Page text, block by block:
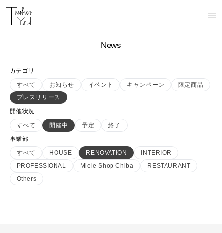
News
カテゴリ
すべて
お知らせ イベント キャンペーン
限定商品
プレスリリース
開催状況
すべて
開催中 予定
終了
事業部
すべて
HOUSE RENOVATION
INTERIOR
PROFESSIONAL
Miele Shop Chiba
RESTAURANT
Others